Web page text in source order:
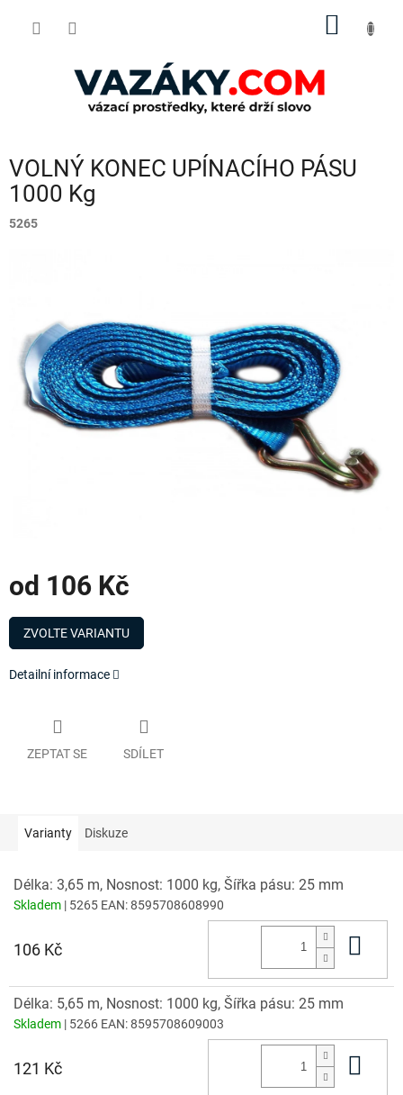
VOLNÝ KONEC UPÍNACÍHO PÁSU
1000 Kg
5265
od 106 Kč
Měrná
cena:
ZVOLTE VARIANTU
Detailní informace
ZEPTAT SE SDÍLET
Varianty Diskuze
Délka: 3,65 m, Nosnost: 1000 kg, Šířka pásu: 25 mm
Skladem | 5265 EAN:8595708608990
106 Kč
Délka: 5,65 m, Nosnost: 1000 kg, Šířka pásu: 25 mm
Skladem | 5266 EAN:8595708609003
121 Kč